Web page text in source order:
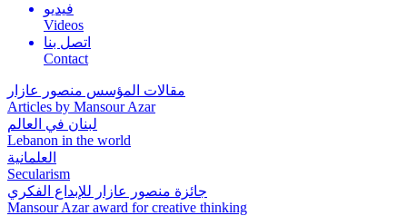
فيديو
Videos
اتصل بنا
Contact
مقالات المؤسس منصور عازار
Articles by Mansour Azar
لبنان في العالم
Lebanon in the world
العلمانية
Secularism
جائزة منصور عازار للإبداع الفكري
Mansour Azar award for creative thinking